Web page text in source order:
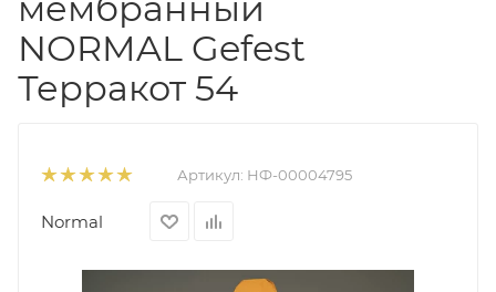
NORMAL Gefest
Терракот 54
Артикул: НФ-00004795
Normal